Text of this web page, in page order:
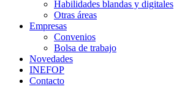
Habilidades blandas y digitales
Otras áreas
Empresas
Convenios
Bolsa de trabajo
Novedades
INEFOP
Contacto